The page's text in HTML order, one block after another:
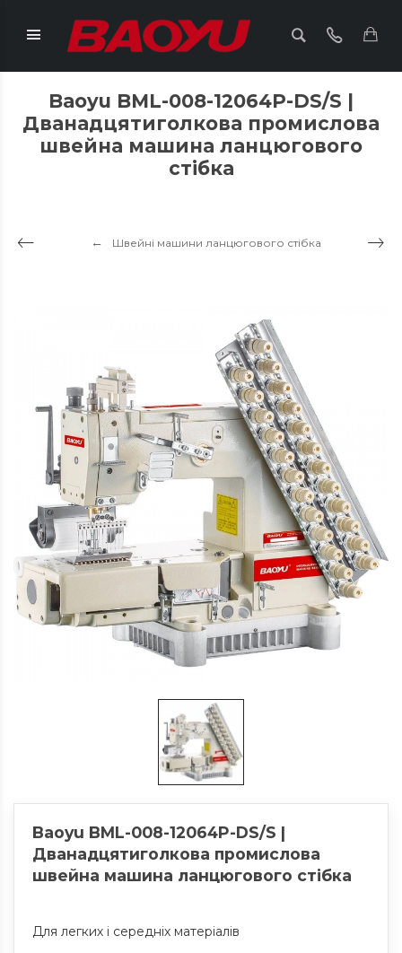
Baoyu BML-008-12064P-DS/S |
Дванадцятиголкова промислова
швейна машина ланцюгового
стібка
Швейні машини ланцюгового стібка
Baoyu BML-008-12064P-DS/S |
Дванадцятиголкова промислова
швейна машина ланцюгового стібка
Для легких і середніх матеріалів